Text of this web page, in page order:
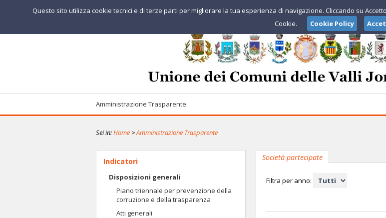
Amministrazione Trasparente
Sei in:Home >Amministrazione Trasparente
Indicatori
Disposizioni generali
Piano triennale per prevenzione della
corruzione e della trasparenza
Atti generali
Società partecipate
Filtra per anno:
Questo sito utilizza cookie tecnici e di terze parti per migliorare la tua esperienza di navigazione. Cliccando su
Cookie.
Cookie Policy